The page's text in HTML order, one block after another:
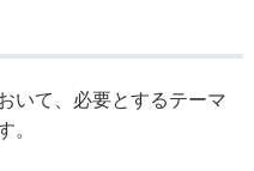
いて、必要とするテーマ
。